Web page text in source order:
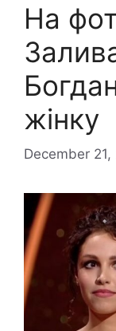
На
жінку
December 21,